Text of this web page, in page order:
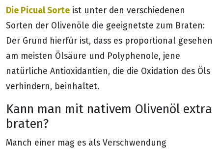
Die Picual Sorte ist unter den verschiedenen
Sorten der Olivenöle die geeignetste zum Braten:
Der Grund hierfür ist, dass es proportional gesehen
am meisten Ölsäure und Polyphenole, jene
natürliche Antioxidantien, die die Oxidation des Öls
verhindern, beinhaltet.
Kann man mit nativem Olivenöl extra
braten?
Manch einer mag es als Verschwendung